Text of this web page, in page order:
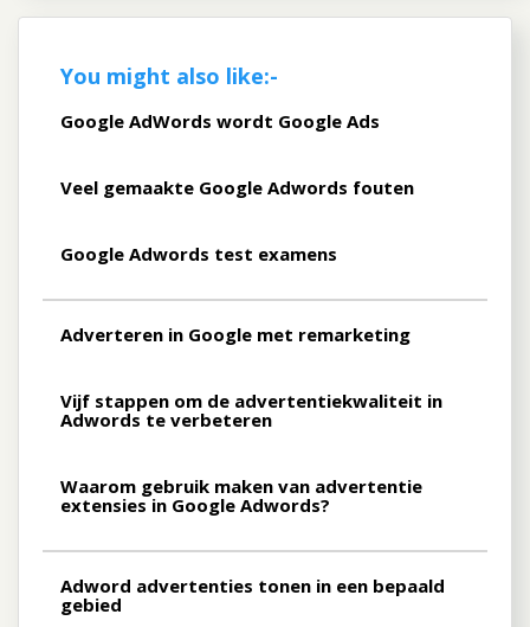
You might also like:-
Google AdWords wordt Google Ads
Veel gemaakte Google Adwords fouten
Google Adwords test examens
Adverteren in Google met remarketing
Vijf stappen om de advertentiekwaliteit in
Adwords te verbeteren
Waarom gebruik maken van advertentie
extensies in Google Adwords?
Adword advertenties tonen in een bepaald
gebied